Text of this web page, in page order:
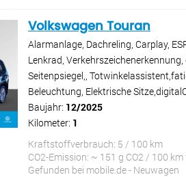
Volkswagen Touran
Alarmanlage, Dachreling, Carplay,
Lenkrad,
Seitenpsiegel,,
Beleuchtung, Elektrische
Baujahr: 12/2025
Kilometer: 1
Kraftstoffverbrauch: 5 / 100 km
CO2-Emission: ~ 151 g CO2 / 100 km
Gefunden bei mobile.de - Neuwagen